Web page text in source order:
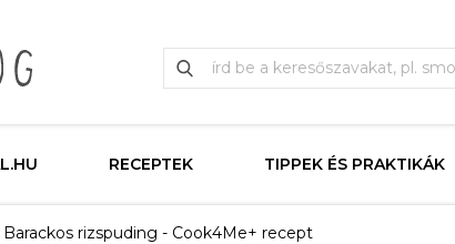
RECEPTEK TIPPEK ÉS PRAKTIKÁK
Barackos rizspuding - Cook4Me+ recept